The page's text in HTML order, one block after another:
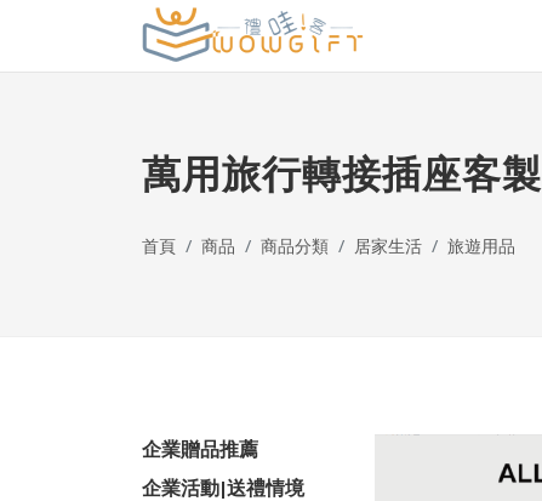
萬用旅行轉接插座客製
首頁 商品 商品分類 居家生活 旅遊用品
企業贈品推薦
企業活動|送禮情境